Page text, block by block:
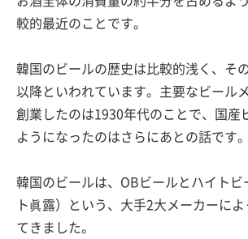
較的最近のことです。
韓国のビールの歴史は比較的浅く、そ
以降といわれています。主要なビール
創業したのは1930年代のことで、国産
ようになったのはさらにあとの話です。
韓国のビールは、OBビールとハイトビ
ト眞露）という、大手2大メーカーに
てきました。